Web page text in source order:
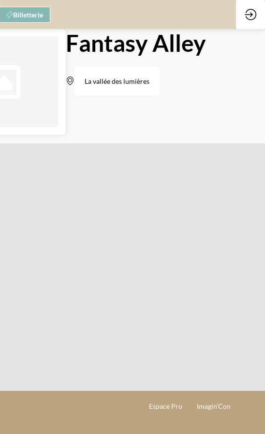
Billetterie
Fantasy Alley
La vallée des lumières
Espace Pro Imagin'Con